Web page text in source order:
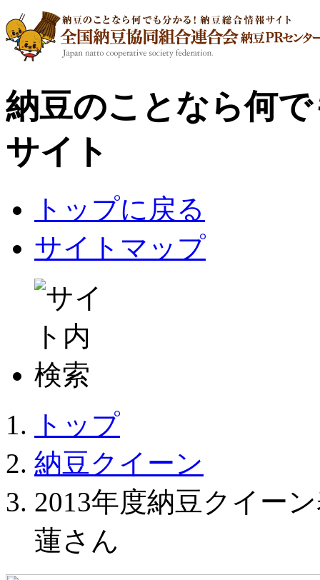
納豆のことなら何
サイト
トップに戻る
サイトマップ
トップ
納豆クイーン
2013年度納豆クイー
蓮さん